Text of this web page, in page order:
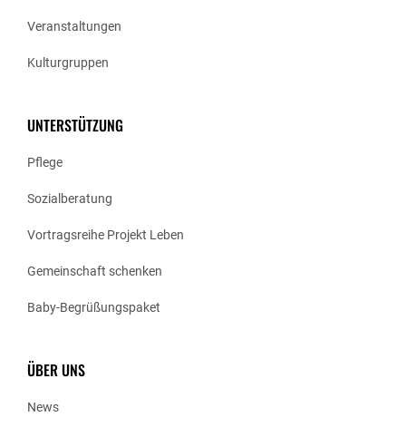
Veranstaltungen
Kulturgruppen
UNTERSTÜTZUNG
Pflege
Sozialberatung
Vortragsreihe Projekt Leben
Gemeinschaft schenken
Baby-Begrüßungspaket
ÜBER UNS
News